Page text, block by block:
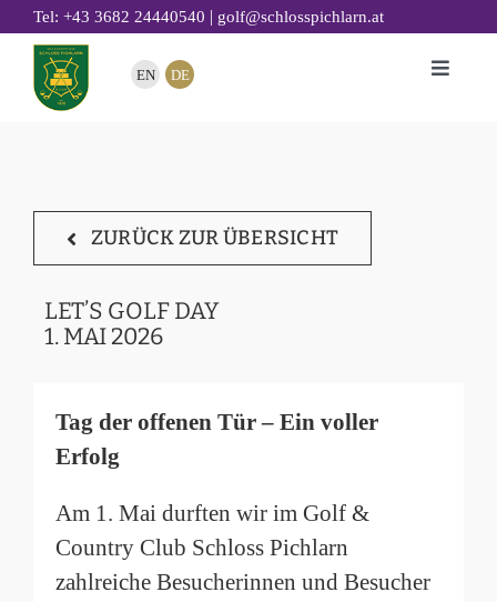
Zum
Inhalt
springen
Tel: +43 3682 24440540 | golf@schlosspichlarn.at
Toggle
TURNIERE & EVENTS
GOLF ACADEMY
RESTAURANT 19
GOLFHOTEL
EN DE
ZURÜCK ZUR ÜBERSICHT
LET’S GOLF DAY
1. MAI 2026
Tag der offenen Tür – Ein voller
Erfolg
Am 1. Mai durften wir im Golf &
Country Club Schloss Pichlarn
zahlreiche Besucherinnen und Besucher